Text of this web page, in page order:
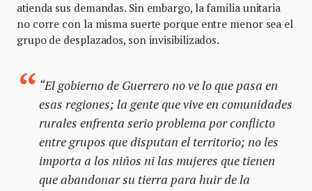
atienda sus demandas. Sin embargo, la familia unitaria
no corre con la misma suerte porque entre menor sea el
grupo de desplazados, son invisibilizados.
“El gobierno de Guerrero no ve lo que pasa en
esas regiones; la gente que vive en comunidades
rurales enfrenta serio problema por conflicto
entre grupos que disputan el territorio; no les
importa a los niños ni las mujeres que tienen
que abandonar su tierra para huir de la